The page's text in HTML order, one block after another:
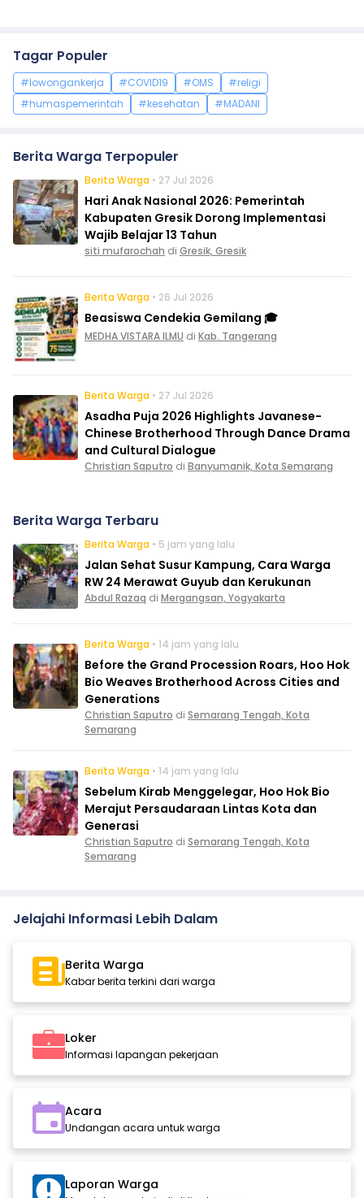
Tagar Populer
#lowongankerja #COVID19 #OMS
#religi
#humaspemerintah
#kesehatan #MADANI
Berita Warga Terpopuler
Berita Warga • 27 Jul 2026
Hari Anak Nasional 2026: Pemerintah
Kabupaten Gresik Dorong Implementasi
Wajib Belajar 13 Tahun
siti mufarochah di Gresik, Gresik
Berita Warga • 26 Jul 2026
Beasiswa Cendekia Gemilang 🎓
MEDHA VISTARA ILMU di Kab. Tangerang
Berita Warga • 27 Jul 2026
Asadha Puja 2026 Highlights Javanese-
Chinese Brotherhood Through Dance Drama
and Cultural Dialogue
Christian Saputro di Banyumanik, Kota Semarang
Berita Warga Terbaru
Berita Warga • 5 jam yang lalu
Jalan Sehat Susur Kampung, Cara Warga
RW 24 Merawat Guyub dan Kerukunan
Abdul Razaq di Mergangsan, Yogyakarta
Berita Warga • 14 jam yang lalu
Before the Grand Procession Roars, Hoo Hok
Bio Weaves Brotherhood Across Cities and
Generations
Christian Saputro di Semarang Tengah, Kota
Semarang
Berita Warga • 14 jam yang lalu
Sebelum Kirab Menggelegar, Hoo Hok Bio
Merajut Persaudaraan Lintas Kota dan
Generasi
Christian Saputro di Semarang Tengah, Kota
Semarang
Jelajahi Informasi Lebih Dalam
Berita Warga
Kabar berita terkini dari warga
Loker
Informasi lapangan pekerjaan
Acara
Undangan acara untuk warga
Laporan Warga